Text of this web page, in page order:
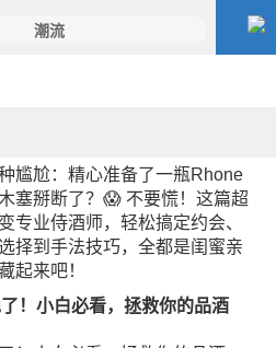
尴尬：精心准备了一瓶Rhone
塞掰断了？😱 不要慌！这篇超
专业侍酒师，轻松搞定约会、
择到手法技巧，全都是闺蜜亲
起来吧！
！小白必看，拯救你的品酒